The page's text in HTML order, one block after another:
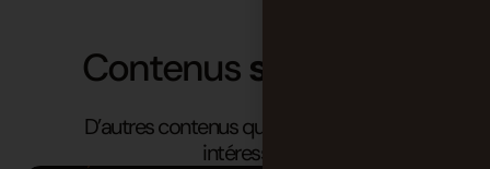
Contenussimilaires
D’autres contenus qui pourraient vous
intéresser.